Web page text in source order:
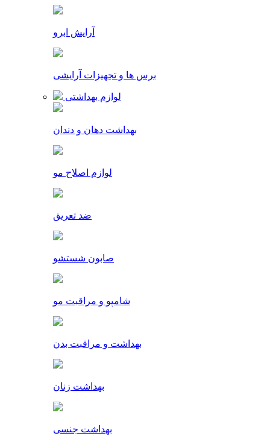
آرایش ابرو
برس ها و تجهیزات آرایشی
لوازم بهداشتی
بهداشت دهان و دندان
لوازم اصلاح مو
ضد تعریق
صابون شستشو
شامپو و مراقبت مو
بهداشت و مراقبت بدن
بهداشت زنان
بهداشت جنسی